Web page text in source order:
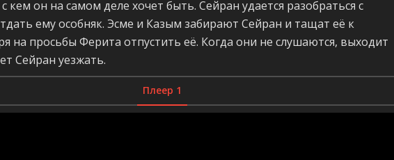
кем он на самом деле хочет быть. Сейран удается разобраться с
ему особняк. Эсме и Казым забирают Сейран и тащат её к
на просьбы Ферита отпустить её. Когда они не слушаются, выходит
Сейран уезжать.
Плеер 1